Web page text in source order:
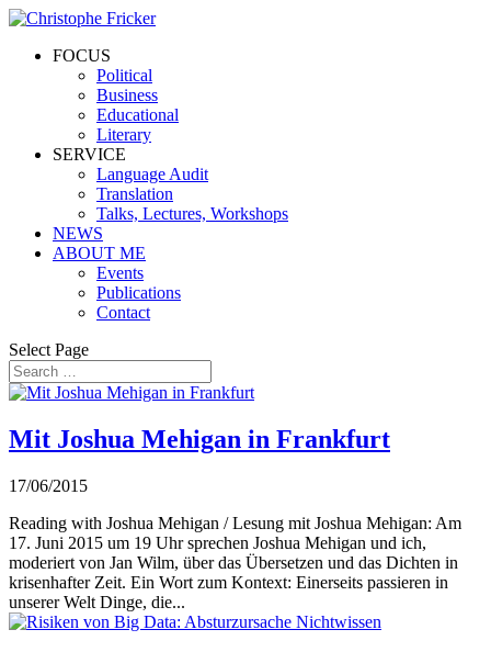
FOCUS
Political
Business
Educational
Literary
SERVICE
Language Audit
Translation
Talks, Lectures, Workshops
NEWS
ABOUT ME
Events
Publications
Contact
Select Page
Mit Joshua Mehigan in Frankfurt
17/06/2015
Reading with Joshua Mehigan / Lesung mit Joshua Mehigan: Am
17. Juni 2015 um 19 Uhr sprechen Joshua Mehigan und ich,
moderiert von Jan Wilm, über das Übersetzen und das Dichten in
krisenhafter Zeit. Ein Wort zum Kontext: Einerseits passieren in
unserer Welt Dinge, die...